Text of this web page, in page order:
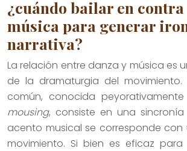
¿cuándo bailar en contra
música para generar
narrativa?
La relación entre danza y música es
de la dramaturgia del
común, conocida
mousing, consiste en una
acento musical se corresponde
movimiento. Si bien es eficaz